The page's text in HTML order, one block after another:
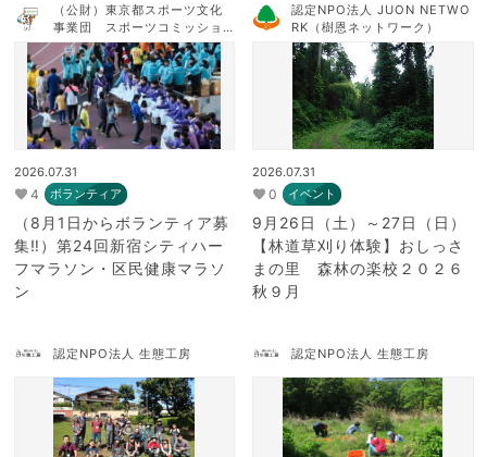
（公財）東京都スポーツ文化
事業団 スポーツコミッショ
ンTOKYO
2026.07.31
4 ボランティア
（8月1日からボランティア募
集‼）第24回新宿シティハー
フマラソン・区民健康マラソ
ン
認定NPO法人 JUON NETWO
RK（樹恩ネットワーク）
2026.07.31
0 イベント
9月26日（土）～27日（日）
【林道草刈り体験】おしっさ
まの里 森林の楽校２０２６
秋９月
認定NPO法人 生態工房 認定NPO法人 生態工房